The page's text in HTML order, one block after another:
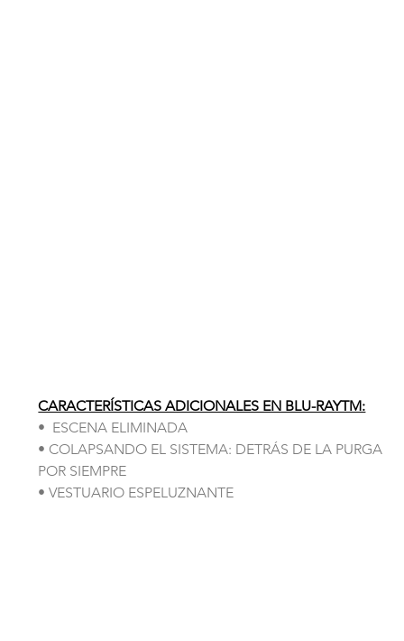
CARACTERÍSTICAS ADICIONALES EN BLU-RAYTM:
•  ESCENA ELIMINADA
• COLAPSANDO EL SISTEMA: DETRÁS DE LA PURGA
POR SIEMPRE
• VESTUARIO ESPELUZNANTE